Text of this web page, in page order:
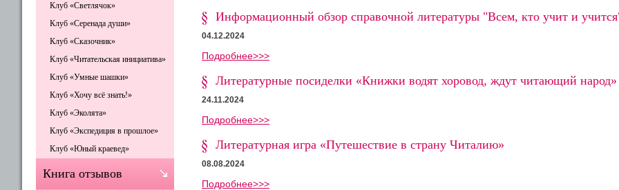
Информационный обзор справочной литературы "Всем, кто учит и
04.12.2024
Подробнее>>>
Литературные посиделки «Книжки водят хоровод, ждут читающий народ»
24.11.2024
Подробнее>>>
Литературная игра «Путешествие в страну Читалию»
08.08.2024
Подробнее>>>
Клуб «Светлячок»
Клуб «Серенада души»
Клуб «Сказочник»
Клуб «Читательская инициатива»
Клуб «Умные шашки»
Клуб «Хочу всё знать!»
Клуб «Эколята»
Клуб «Экспедиция в прошлое»
Клуб «Юный краевед»
Книга отзывов